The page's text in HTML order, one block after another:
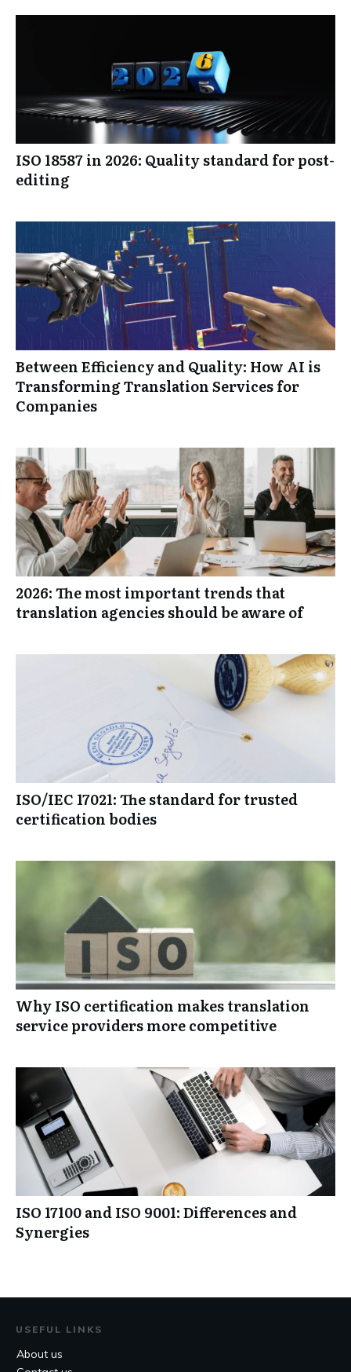
ISO 18587 in 2026: Quality standard for post-
editing
Between Efficiency and Quality: How AI is
Transforming Translation Services for
Companies
2026: The most important trends that
translation agencies should be aware of
ISO/IEC 17021: The standard for trusted
certification bodies
Why ISO certification makes translation
service providers more competitive
ISO 17100 and ISO 9001: Differences and
Synergies
USEFUL LINKS
About us